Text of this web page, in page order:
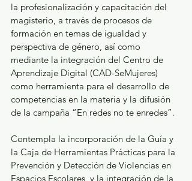
la profesionalización y capacitación del
magisterio, a través de procesos de
formación en temas de igualdad y
perspectiva de género, así como
mediante la integración del Centro de
Aprendizaje Digital (CAD-SeMujeres)
como herramienta para el desarrollo de
competencias en la materia y la difusión
de la campaña “En redes no te enredes”.
Contempla la incorporación de la Guía y
la Caja de Herramientas Prácticas para la
Prevención y Detección de Violencias en
Espacios Escolares, y la integración de la